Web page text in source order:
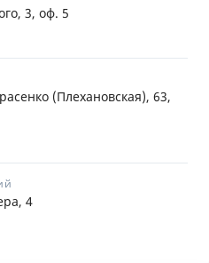
3, оф. 5
(Плехановская), 63,
4